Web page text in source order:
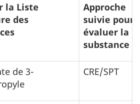
la Liste
des
Approche
suivie pour
évaluer la
substance
de 3-
CRE/SPT